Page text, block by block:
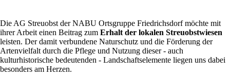
Die AG Streuobst der NABU Ortsgruppe Friedrichsdorf möchte mit
ihrer Arbeit einen Beitrag zum Erhalt der lokalen Streuobstwiesen
leisten. Der damit verbundene Naturschutz und die Förderung der
Artenvielfalt durch die Pflege und Nutzung dieser - auch
kulturhistorische bedeutenden - Landschaftselemente liegen uns dabei
besonders am Herzen.